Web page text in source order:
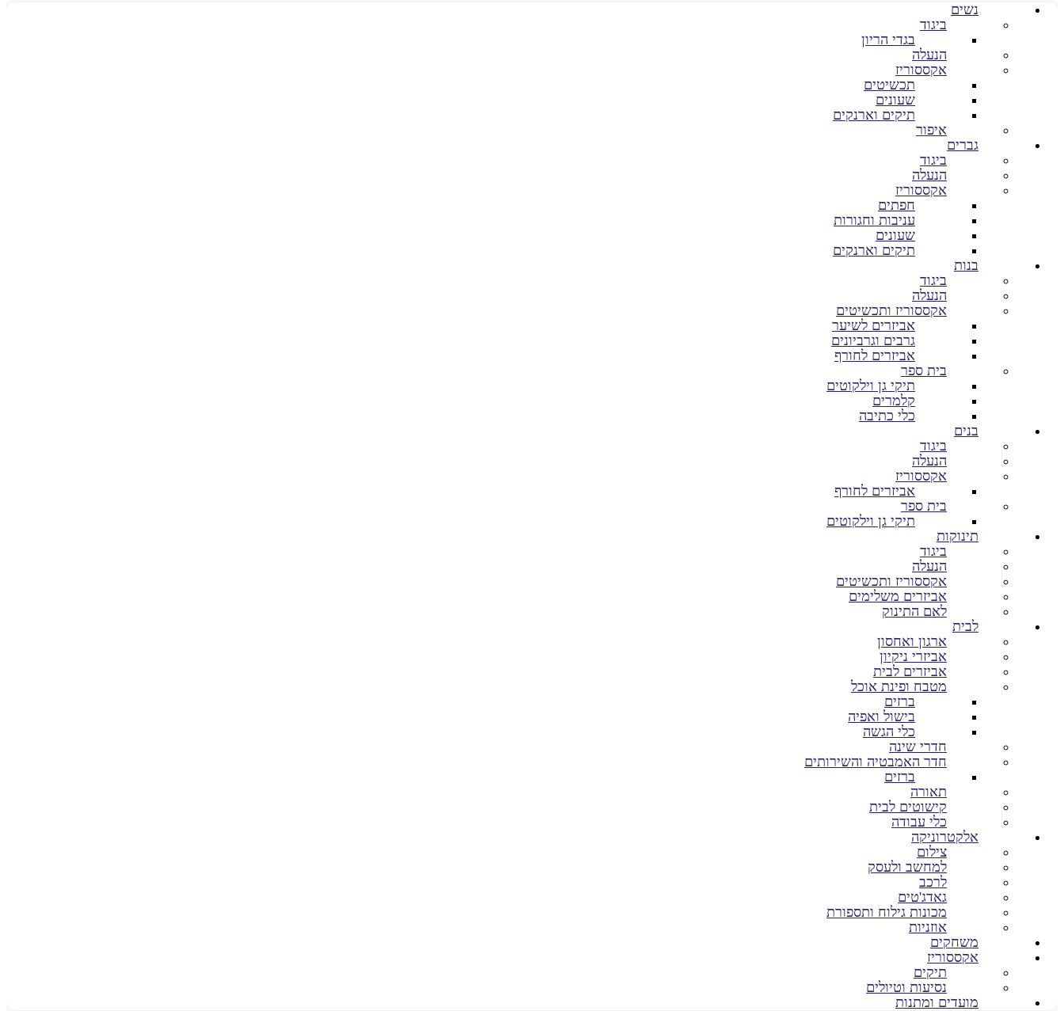
נשים
ביגוד
בגדי הריון
הנעלה
אקססוריז
תכשיטים
שעונים
תיקים וארנקים
איפור
גברים
ביגוד
הנעלה
אקססוריז
חפתים
עניבות וחגורות
שעונים
תיקים וארנקים
בנות
ביגוד
הנעלה
אקססוריז ותכשיטים
אביזרים לשיער
גרבים וגרביונים
אביזרים לחורף
בית ספר
תיקי גן וילקוטים
קלמרים
כלי כתיבה
בנים
ביגוד
הנעלה
אקססוריז
אביזרים לחורף
בית ספר
תיקי גן וילקוטים
תינוקות
ביגוד
הנעלה
אקססוריז ותכשיטים
אביזרים משלימים
לאם התינוק
לבית
ארגון ואחסון
אביזרי ניקיון
אביזרים לבית
מטבח ופינת אוכל
ברזים
בישול ואפיה
כלי הגשה
חדרי שינה
חדר האמבטיה והשירותים
ברזים
תאורה
קישוטים לבית
כלי עבודה
אלקטרוניקה
צילום
למחשב ולעסק
לרכב
גאדג'טים
מכונות גילוח ותספורת
אוזניות
משחקים
אקססוריז
תיקים
נסיעות וטיולים
מועדים ומתנות